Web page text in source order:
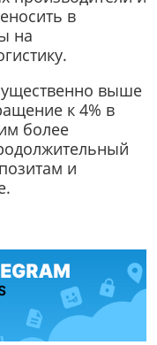
в
на
выше
к 4% в
более
и